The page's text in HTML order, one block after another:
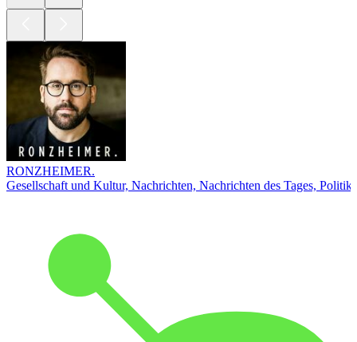
RONZHEIMER.
Gesellschaft und Kultur, Nachrichten, Nachrichten des Tages, Politik